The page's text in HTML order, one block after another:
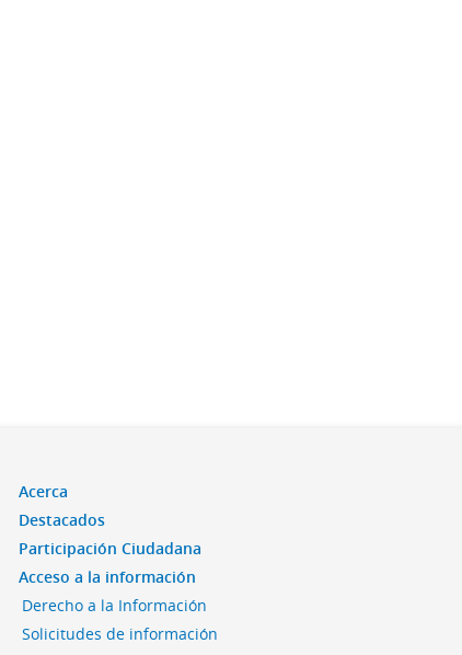
Acerca
Destacados
Participación Ciudadana
Acceso a la información
Derecho a la Información
Solicitudes de información